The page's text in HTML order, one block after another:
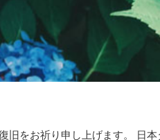
旧をお祈り申し上げます。 日本